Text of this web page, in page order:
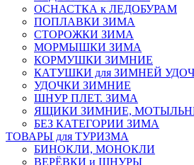
ОСНАСТКА к ЛЕДОБУРАМ
ПОПЛАВКИ ЗИМА
СТОРОЖКИ ЗИМА
МОРМЫШКИ ЗИМА
КОРМУШКИ ЗИМНИЕ
КАТУШКИ для ЗИМНЕЙ
УДОЧКИ ЗИМНИЕ
ШНУР ПЛЕТ. ЗИМА
ЯЩИКИ ЗИМНИЕ,
БЕЗ КАТЕГОРИИ ЗИМА
ТОВАРЫ для ТУРИЗМА
БИНОКЛИ, МОНОКЛИ
ВЕРЁВКИ и ШНУРЫ